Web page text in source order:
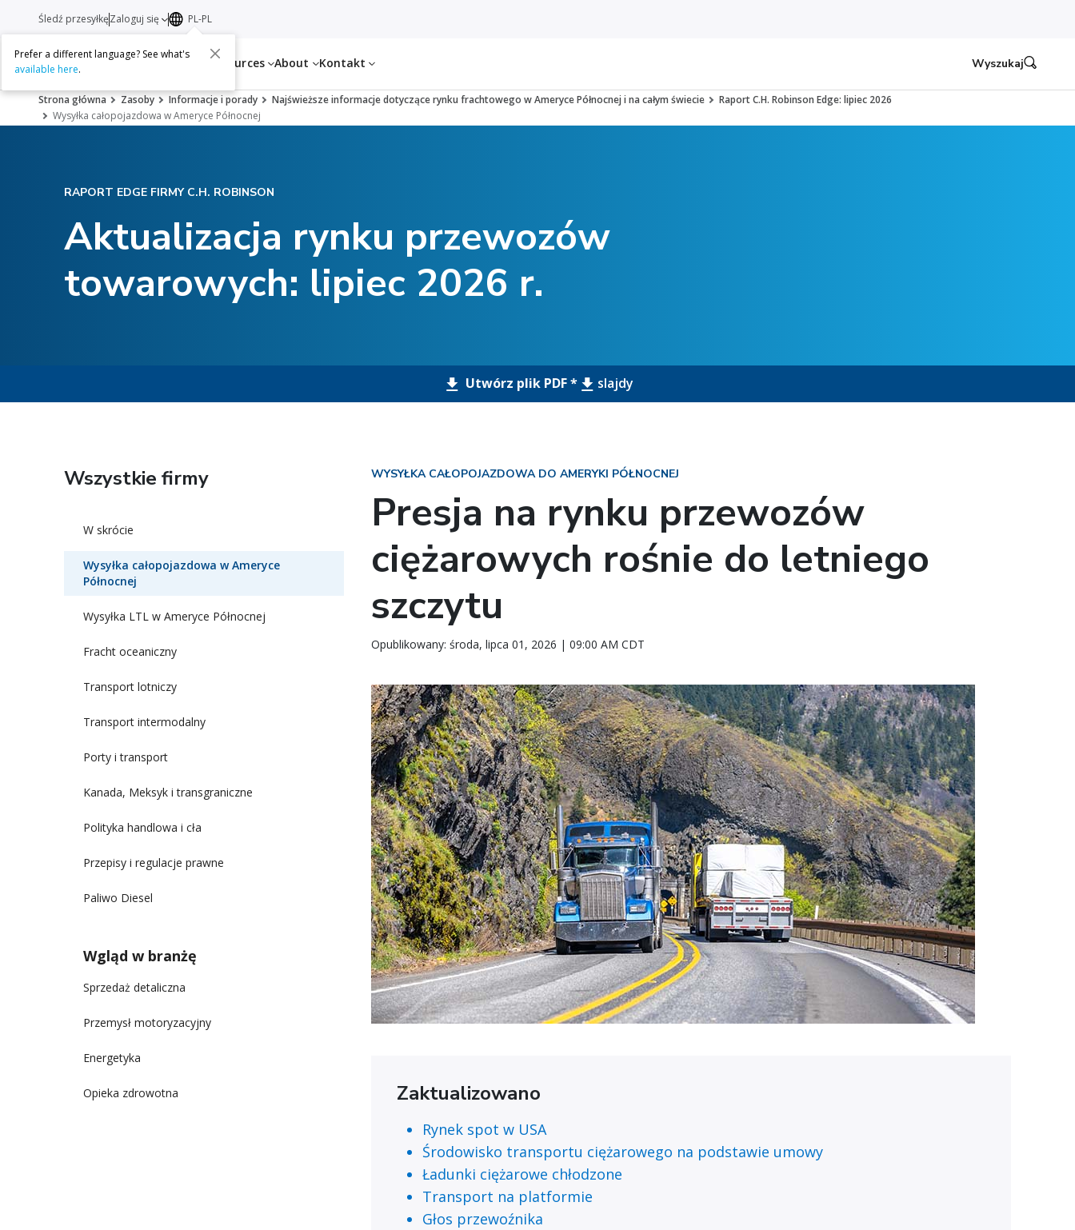
Services Resources About Kontakt
Śledź przesyłkęZaloguj się PL-PL
Prefer a different language? See what's
available here. Wyszukaj
Strona główna Zasoby Informacje i porady Najświeższe informacje dotyczące rynku frachtowego w Ameryce Północnej i na całym świecie
Raport C.H. Robinson Edge: lipiec 2026
Wysyłka całopojazdowa w Ameryce Północnej
RAPORT EDGE FIRMY C.H. ROBINSON
Aktualizacja rynku przewozów
towarowych: lipiec 2026 r.
Utwórz plik PDF * slajdy
Wszystkie firmy
W skrócie
Wysyłka całopojazdowa w Ameryce
Północnej
Wysyłka LTL w Ameryce Północnej
Fracht oceaniczny
Transport lotniczy
Transport intermodalny
Porty i transport
Kanada, Meksyk i transgraniczne
Polityka handlowa i cła
Przepisy i regulacje prawne
Paliwo Diesel
Wgląd w branżę
Sprzedaż detaliczna
Przemysł motoryzacyjny
Energetyka
Opieka zdrowotna
WYSYŁKA CAŁOPOJAZDOWA DO AMERYKI PÓŁNOCNEJ
Presja na rynku przewozów
ciężarowych rośnie do letniego
szczytu
Opublikowany: środa, lipca 01, 2026 | 09:00 AM CDT
Zaktualizowano
Rynek spot w USA
Środowisko transportu ciężarowego na podstawie umowy
Ładunki ciężarowe chłodzone
Transport na platformie
Głos przewoźnika